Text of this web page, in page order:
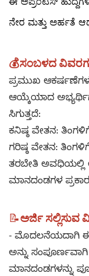
ನೇರ ಮತ್ತು ಅರ್ಹತೆ
💰ಸಂಬಳದ
ಪ್ರಮುಖ
ಆಯ್ಕೆಯಾದ
ಸಿಗುತ್ತದೆ:
ಕನಿಷ್ಠ ವೇತನ:
ಗರಿಷ್ಠ ವೇತನ:
ತರಬೇತಿ ಅವಧಿಯಲ್ಲಿ
ಮಾನದಂಡಗಳ
📝ಅರ್ಜಿ ಸಲ್ಲಿಸುವ
- ಮೊದಲನೆಯದಾಗಿ
ಅನ್ನು
ಮಾನದಂಡಗಳನ್ನು